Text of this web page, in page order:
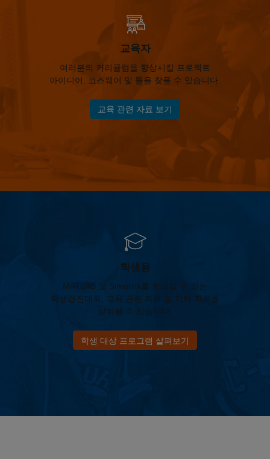
교육자
여러분의 커리큘럼을 향상시킬 프로젝트
아이디어, 코스웨어 및 툴을 찾을 수 있습니다.
교육 관련 자료 보기
학생용
MATLAB 및 Simulink를 학습할 수 있는
학생경진대회, 교육 관련 자료 및 기타 자료를
살펴볼 수 있습니다.
학생 대상 프로그램 살펴보기